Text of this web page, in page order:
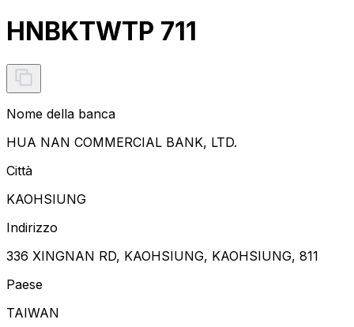
HNBKTWTP 711
Nome della banca
HUA NAN COMMERCIAL BANK, LTD.
Città
KAOHSIUNG
Indirizzo
336 XINGNAN RD, KAOHSIUNG, KAOHSIUNG, 811
Paese
TAIWAN